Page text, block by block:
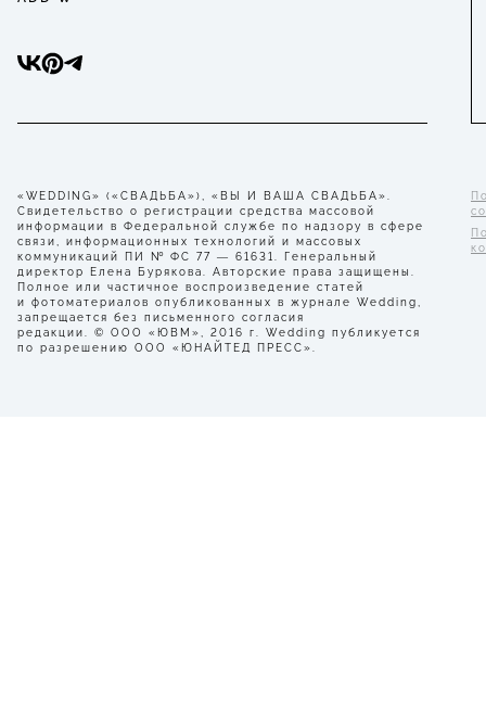
«WEDDING» («СВАДЬБА»), «ВЫ И ВАША СВАДЬБА».
Свидетельство о регистрации средства массовой
информации в Федеральной службе по надзору в сфере
связи, информационных технологий и массовых
коммуникаций ПИ № ФС 77 — 61631. Генеральный
директор Елена Бурякова. Авторские права защищены.
Полное или частичное воспроизведение статей
и фотоматериалов опубликованных в журнале Wedding,
запрещается без письменного согласия
редакции. © ООО «ЮВМ», 2016 г. Wedding публикуется
по разрешению ООО «ЮНАЙТЕД ПРЕСС».